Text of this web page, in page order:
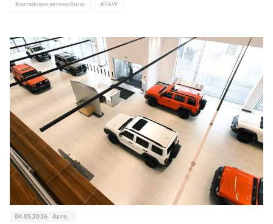
#китайские автомобили # FAW
04.05.2026 Авто